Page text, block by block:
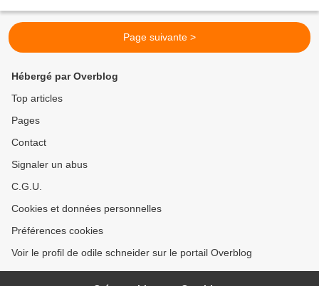
Page suivante >
Hébergé par Overblog
Top articles
Pages
Contact
Signaler un abus
C.G.U.
Cookies et données personnelles
Préférences cookies
Voir le profil de odile schneider sur le portail Overblog